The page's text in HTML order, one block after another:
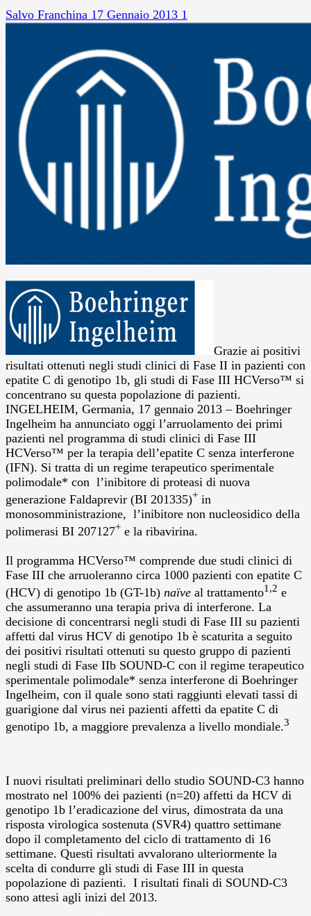
Salvo Franchina 17 Gennaio 2013 1
Grazie ai positivi
risultati ottenuti negli studi clinici di Fase II in pazienti con
epatite C di genotipo 1b, gli studi di Fase III HCVerso™ si
concentrano su questa popolazione di pazienti.
INGELHEIM, Germania, 17 gennaio 2013 – Boehringer
Ingelheim ha annunciato oggi l’arruolamento dei primi
pazienti nel programma di studi clinici di Fase III
HCVerso™ per la terapia dell’epatite C senza interferone
(IFN). Si tratta di un regime terapeutico sperimentale
polimodale* con l’inibitore di proteasi di nuova
generazione Faldaprevir (BI 201335)+ in
monosomministrazione, l’inibitore non nucleosidico della
polimerasi BI 207127+ e la ribavirina.
Il programma HCVerso™ comprende due studi clinici di
Fase III che arruoleranno circa 1000 pazienti con epatite C
(HCV) di genotipo 1b (GT-1b) naïve al trattamento1,2 e
che assumeranno una terapia priva di interferone. La
decisione di concentrarsi negli studi di Fase III su pazienti
affetti dal virus HCV di genotipo 1b è scaturita a seguito
dei positivi risultati ottenuti su questo gruppo di pazienti
negli studi di Fase IIb SOUND-C con il regime terapeutico
sperimentale polimodale* senza interferone di Boehringer
Ingelheim, con il quale sono stati raggiunti elevati tassi di
guarigione dal virus nei pazienti affetti da epatite C di
genotipo 1b, a maggiore prevalenza a livello mondiale.3
I nuovi risultati preliminari dello studio SOUND-C3 hanno
mostrato nel 100% dei pazienti (n=20) affetti da HCV di
genotipo 1b l’eradicazione del virus, dimostrata da una
risposta virologica sostenuta (SVR4) quattro settimane
dopo il completamento del ciclo di trattamento di 16
settimane. Questi risultati avvalorano ulteriormente la
scelta di condurre gli studi di Fase III in questa
popolazione di pazienti. I risultati finali di SOUND-C3
sono attesi agli inizi del 2013.